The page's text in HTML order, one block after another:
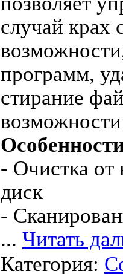
случай крах
программ,
стирание
- Очистка
диск
-
... Читать
Категория: